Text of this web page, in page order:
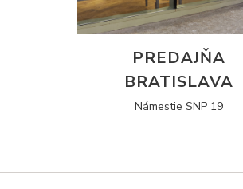
PREDAJŇA
BRATISLAVA
Námestie SNP 19